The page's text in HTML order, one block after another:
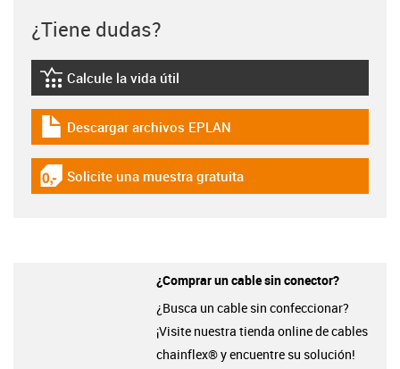
¿Tiene dudas?
igus-icon-lebensdauerrechner
Calcule la vida útil
igus-icon-download-plan
Descargar archivos EPLAN
igus-icon-gratismuster
Solicite una muestra gratuita
¿Comprar un cable sin conector?
¿Busca un cable sin confeccionar?
¡Visite nuestra tienda online de cables
chainflex® y encuentre su solución!